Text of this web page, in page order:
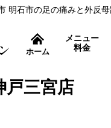
ホーム
メニュー
料金
明石市の足の痛みと外反
戸三宮店